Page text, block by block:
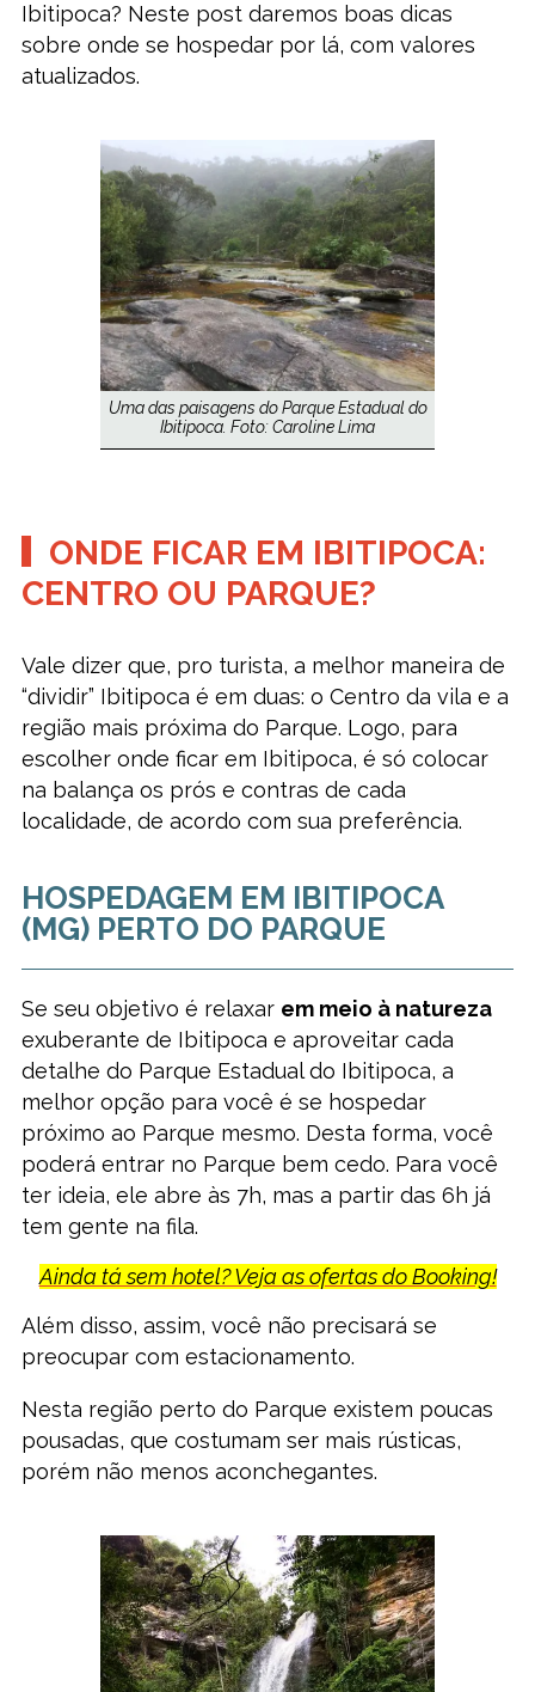
Ibitipoca? Neste post daremos boas dicas
sobre onde se hospedar por lá, com valores
atualizados.
Uma das paisagens do Parque Estadual do
Ibitipoca. Foto: Caroline Lima
ONDE FICAR EM IBITIPOCA:
CENTRO OU PARQUE?
Vale dizer que, pro turista, a melhor maneira de
“dividir” Ibitipoca é em duas: o Centro da vila e a
região mais próxima do Parque. Logo, para
escolher onde ficar em Ibitipoca, é só colocar
na balança os prós e contras de cada
localidade, de acordo com sua preferência.
HOSPEDAGEM EM IBITIPOCA
(MG) PERTO DO PARQUE
Se seu objetivo é relaxar em meio à natureza
exuberante de Ibitipoca e aproveitar cada
detalhe do Parque Estadual do Ibitipoca, a
melhor opção para você é se hospedar
próximo ao Parque mesmo. Desta forma, você
poderá entrar no Parque bem cedo. Para você
ter ideia, ele abre às 7h, mas a partir das 6h já
tem gente na fila.
Ainda tá sem hotel? Veja as ofertas do Booking!
Além disso, assim, você não precisará se
preocupar com estacionamento.
Nesta região perto do Parque existem poucas
pousadas, que costumam ser mais rústicas,
porém não menos aconchegantes.